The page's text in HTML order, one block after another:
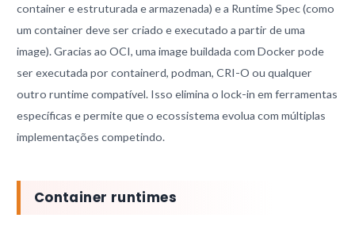
container e estruturada e armazenada) e a Runtime Spec (como
um container deve ser criado e executado a partir de uma
image). Gracias ao OCI, uma image buildada com Docker pode
ser executada por containerd, podman, CRI-O ou qualquer
outro runtime compatível. Isso elimina o lock-in em ferramentas
específicas e permite que o ecossistema evolua com múltiplas
implementações competindo.
Container runtimes